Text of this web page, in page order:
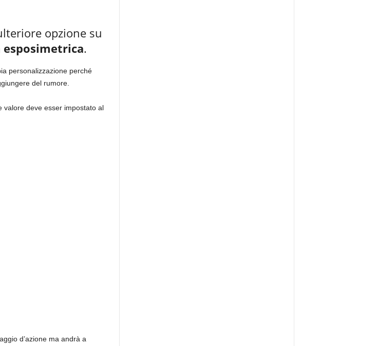
opzione su
.
personalizzazione perché
del rumore.
valore deve esser impostato al
d’azione ma andrà a